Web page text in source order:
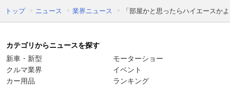
トップ ニュース 業界ニュース 「部屋かと思ったらハイエースか
カテゴリからニュースを探す
新車・新型
クルマ業界
カー用品
モーターショー
イベント
ランキング